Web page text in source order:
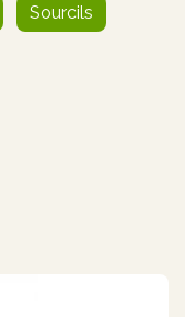
Sourcils